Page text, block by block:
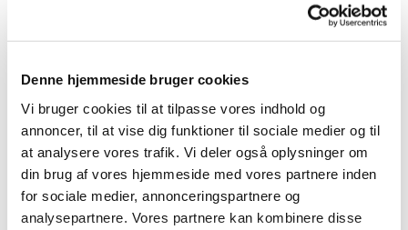
Denne hjemmeside bruger cookies
Vi bruger cookies til at tilpasse vores indhold og
annoncer, til at vise dig funktioner til sociale medier og til
at analysere vores trafik. Vi deler også oplysninger om
din brug af vores hjemmeside med vores partnere inden
for sociale medier, annonceringspartnere og
analysepartnere. Vores partnere kan kombinere disse
Fredag 4. september 2026, kl. 10:00
Frederiksberg Kirke, Frederiksberg Allé
71, 1820 Frederiksberg C
Michael Brautsch